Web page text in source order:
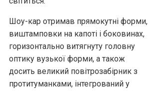
Шоу-кар отримав прямокутні форми,
виштамповки на капоті і боковинах,
горизонтально витягнуту головну
оптику вузької форми, а також
досить великий повітрозабірник з
протитуманками, інтегрований у